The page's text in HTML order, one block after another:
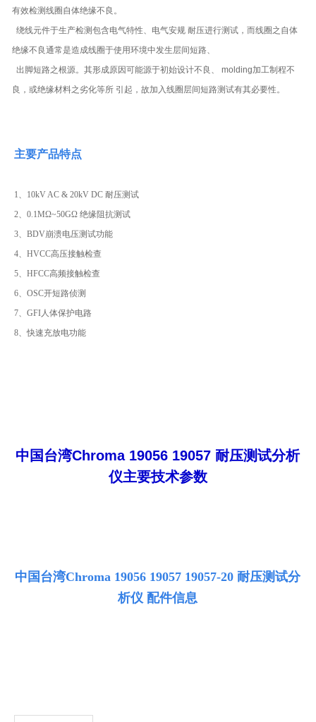
有效检测线圈自体绝缘不良。
绕线元件于生产检测包含电气特性、电气安规 耐压进行测试，而线圈之自体
绝缘不良通常是造成线圈于使用环境中发生层间短路、
出脚短路之根源。其形成原因可能源于初始设计不良、 molding加工制程不
良，或绝缘材料之劣化等所 引起，故加入线圈层间短路测试有其必要性。
主要产品特点
1、10kV AC & 20kV DC 耐压测试
2、0.1MΩ~50GΩ 绝缘阻抗测试
3、BDV崩溃电压测试功能
4、HVCC高压接触检查
5、HFCC高频接触检查
6、OSC开短路侦测
7、GFI人体保护电路
8、快速充放电功能
中国台湾Chroma 19056 19057 耐压测试分析
仪主要技术参数
中国台湾Chroma 19056 19057 19057-20 耐压测试分
析仪 配件信息